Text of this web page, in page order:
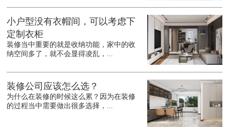
小户型没有衣帽间，可以考虑下
定制衣柜
装修当中重要的就是收纳功能，家中的收
纳空间多了，就不会显得凌乱，...
装修公司应该怎么选？
为什么在装修的时候这么累？因为在装修
的过程当中需要做出很多选择，...